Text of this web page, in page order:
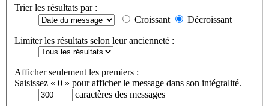
Trier les résultats par :
Croissant
Décroissant
Limiter les résultats selon leur ancienneté :
Afficher seulement les premiers :
Saisissez « 0 » pour afficher le message dans son intégralité.
caractères des messages